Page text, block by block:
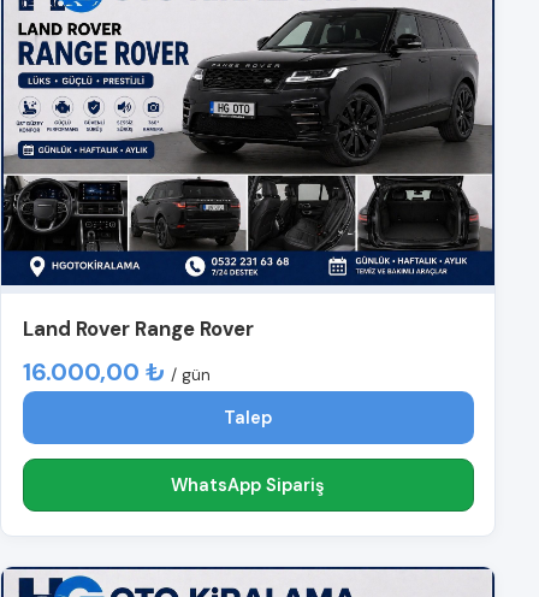
Land Rover Range Rover
16.000,00 ₺ / gün
Talep
WhatsApp Sipariş